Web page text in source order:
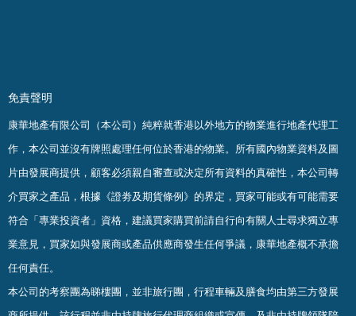
免責聲明
康華地產有限公司（本公司）純粹就香港以外地方的物業進行地產代理工
作，本公司並沒有牌照處理任何位於香港的物業。 所有國內物業資料及圖
片由發展商提供，顧客必須親自審查或決定所有資料的真確性 ， 本公司轉
介買家之產品，根據《證劵及期貨條例》的界定，買家可能或有可能需要
符合「專業投資者」資格，建議買家購買前請自行向有關人士尋求獨立專
業意見，買家如與發展商或產品供應商發生任何爭議，康華地產概不承擔
任何責任。
本公司的考察團為睇樓團，並非旅行團，行程車輛及膳食均由第三方發展